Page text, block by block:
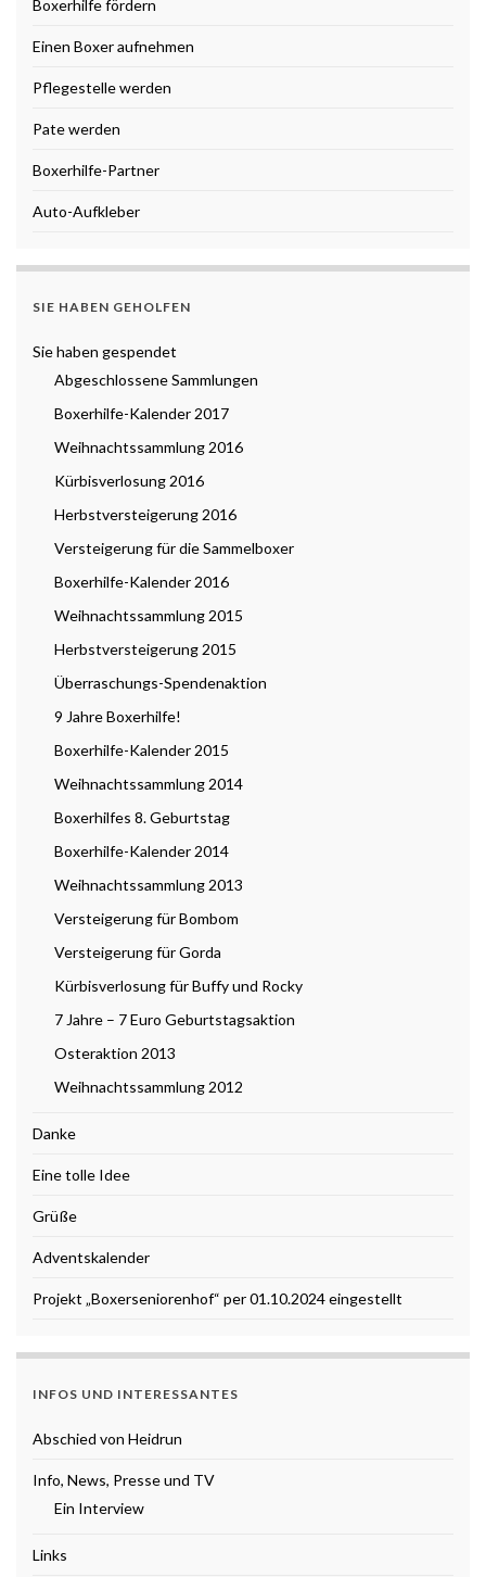
Boxerhilfe fördern
Einen Boxer aufnehmen
Pflegestelle werden
Pate werden
Boxerhilfe-Partner
Auto-Aufkleber
SIE HABEN GEHOLFEN
Sie haben gespendet
Abgeschlossene Sammlungen
Boxerhilfe-Kalender 2017
Weihnachtssammlung 2016
Kürbisverlosung 2016
Herbstversteigerung 2016
Versteigerung für die Sammelboxer
Boxerhilfe-Kalender 2016
Weihnachtssammlung 2015
Herbstversteigerung 2015
Überraschungs-Spendenaktion
9 Jahre Boxerhilfe!
Boxerhilfe-Kalender 2015
Weihnachtssammlung 2014
Boxerhilfes 8. Geburtstag
Boxerhilfe-Kalender 2014
Weihnachtssammlung 2013
Versteigerung für Bombom
Versteigerung für Gorda
Kürbisverlosung für Buffy und Rocky
7 Jahre – 7 Euro Geburtstagsaktion
Osteraktion 2013
Weihnachtssammlung 2012
Danke
Eine tolle Idee
Grüße
Adventskalender
Projekt „Boxerseniorenhof“ per 01.10.2024 eingestellt
INFOS UND INTERESSANTES
Abschied von Heidrun
Info, News, Presse und TV
Ein Interview
Links